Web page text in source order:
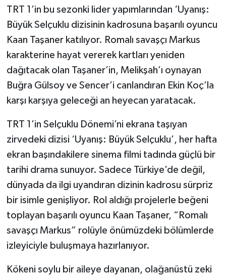
TRT 1’in bu sezonki lider yapımlarından ‘Uyanış:
Büyük Selçuklu dizisinin kadrosuna başarılı oyuncu
Kaan Taşaner katılıyor. Romalı savaşçı Markus
karakterine hayat vererek kartları yeniden
dağıtacak olan Taşaner’in, Melikşah’ı oynayan
Buğra Gülsoy ve Sencer’i canlandıran Ekin Koç’la
karşı karşıya geleceği an heyecan yaratacak.
TRT 1’in Selçuklu Dönemi’ni ekrana taşıyan
zirvedeki dizisi ‘Uyanış: Büyük Selçuklu’, her hafta
ekran başındakilere sinema filmi tadında güçlü bir
tarihi drama sunuyor. Sadece Türkiye’de değil,
dünyada da ilgi uyandıran dizinin kadrosu sürpriz
bir isimle genişliyor. Rol aldığı projelerle beğeni
toplayan başarılı oyuncu Kaan Taşaner, “Romalı
savaşçı Markus” rolüyle önümüzdeki bölümlerde
izleyiciyle buluşmaya hazırlanıyor.
Kökeni soylu bir aileye dayanan, olağanüstü zeki